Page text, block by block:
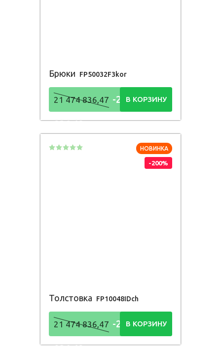
Брюки FP50032F3kor
21 474 836,47 -21 474
836,48Р
В КОРЗИНУ
НОВИНКА
-200%
Толстовка FP10048IDch
21 474 836,47 -21 474
В КОРЗИНУ